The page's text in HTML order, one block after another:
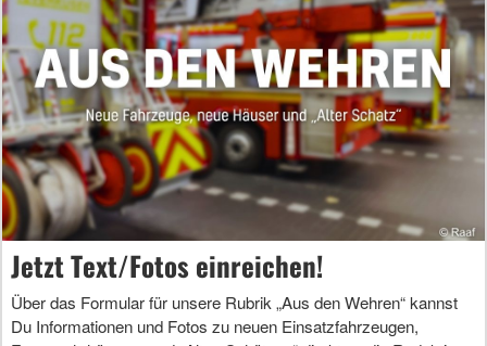
Jetzt Text/Fotos einreichen!
Über das Formular für unsere Rubrik „Aus den Wehren“ kannst
Du Informationen und Fotos zu neuen Einsatzfahrzeugen,